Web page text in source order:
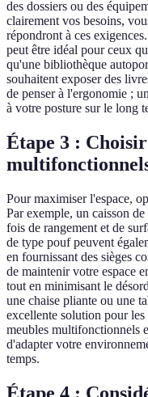
des dossiers ou des
clairement vos besoins,
répondront à ces
peut être idéal pour ceux
qu'une bibliothèque
souhaitent exposer des
de penser à l'ergonomie ;
à votre posture sur le long
Étape 3 :
Pour maximiser l'espace,
Par exemple, un caisson
fois de rangement et de
de type pouf peuvent
en fournissant des sièges
de maintenir votre espace
tout en minimisant le
une chaise pliante ou une
excellente solution pour les
meubles multifonctionnels
d'adapter votre
temps.